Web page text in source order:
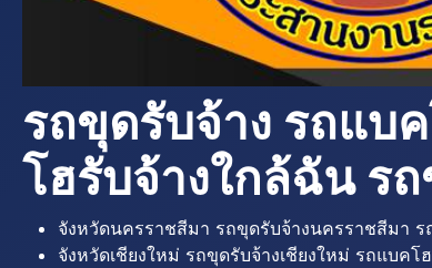
รถขุดรับจ้าง รถแบ
โฮรับจ้างใกล้ฉัน ร
จังหวัดนครราชสีมา รถขุดรับจ้างนครราชสีมา
จังหวัดเชียงใหม่ รถขุดรับจ้างเชียงใหม่ รถแบคโ